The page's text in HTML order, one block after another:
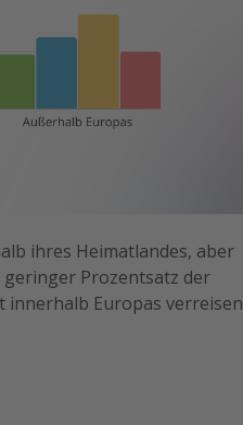
ihres Heimatlandes, aber
Prozentsatz der
innerhalb Europas verreisen